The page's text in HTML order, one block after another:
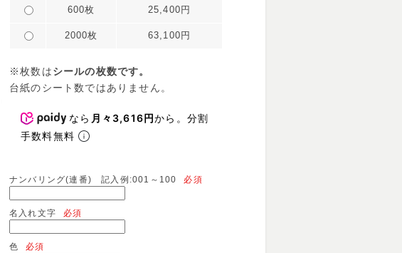
600枚 25,400円
2000枚 63,100円
※枚数はシールの枚数です。
台紙のシート数ではありません。
なら 月々3,616円から。分割
手数料無料
ナンバリング(連番) 記入例:001～100 必須
名入れ文字 必須
色 必須